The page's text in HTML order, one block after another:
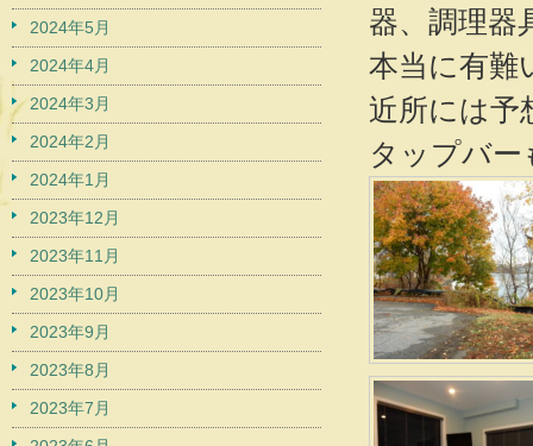
器、調理器
本当に有難
近所には予
タップバ
2024年5月
2024年4月
2024年3月
2024年2月
2024年1月
2023年12月
2023年11月
2023年10月
2023年9月
2023年8月
2023年7月